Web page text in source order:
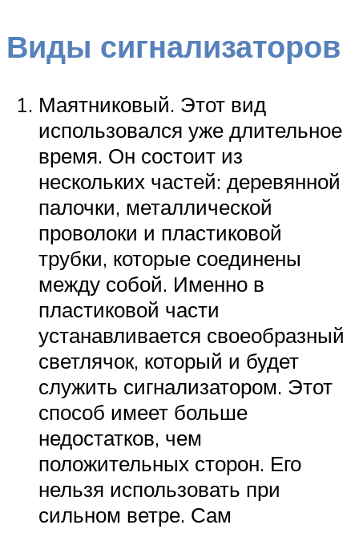
Виды сигнализаторов
Маятниковый. Этот вид
использовался уже длительное
время. Он состоит из
нескольких частей: деревянной
палочки, металлической
проволоки и пластиковой
трубки, которые соединены
между собой. Именно в
пластиковой части
устанавливается своеобразный
светлячок, который и будет
служить сигнализатором. Этот
способ имеет больше
недостатков, чем
положительных сторон. Его
нельзя использовать при
сильном ветре. Сам